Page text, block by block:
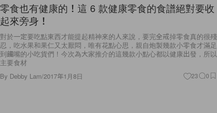
零食也有健康的！這 6 款健康零食的食譜絕對要收
起來旁身！
對於一定要吃點東西才能提起精神來的人來說，要完全戒掉零食真的很殘
忍，吃水果和果仁又太厭悶，唯有花點心思，親自炮製幾款小零食才滿足
到饞嘴的小吃貨們！今次為大家推介的這幾款小點心都以健康出發，所以
主要食材
By Debby Lam/2017年1月8日 23 0